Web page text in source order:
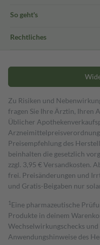
So geht's
Rechtliches
Zu Risiken und
fragen Sie Ihre Ärztin, Ihren
Üblicher
Preisempfehlung des
beinhalten die gesetzlich
zzgl. 3,95 € Versandkosten.
frei. Preisänderungen und
und Gratis-Beigaben nur
1 Eine pharmazeutische
Produkte in deinem
Wechselwirkungschecks
Anwendungshinweise des